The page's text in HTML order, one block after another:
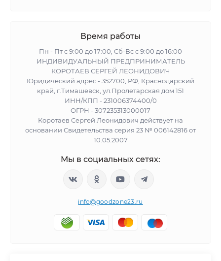
Время работы
Пн - Пт с 9:00 до 17:00, Сб-Вс с 9:00 до 16:00
ИНДИВИДУАЛЬНЫЙ ПРЕДПРИНИМАТЕЛЬ
КОРОТАЕВ СЕРГЕЙ ЛЕОНИДОВИЧ
Юридический адрес - 352700, РФ, Краснодарский
край, г.Тимашевск, ул.Пролетарская дом 151
ИНН/КПП - 231006374400/0
ОГРН - 307235313000017
Коротаев Сергей Леонидович действует на
основании Свидетельства серия 23 № 006142816 от
10.05.2007
Мы в социальных сетях:
info@goodzone23.ru